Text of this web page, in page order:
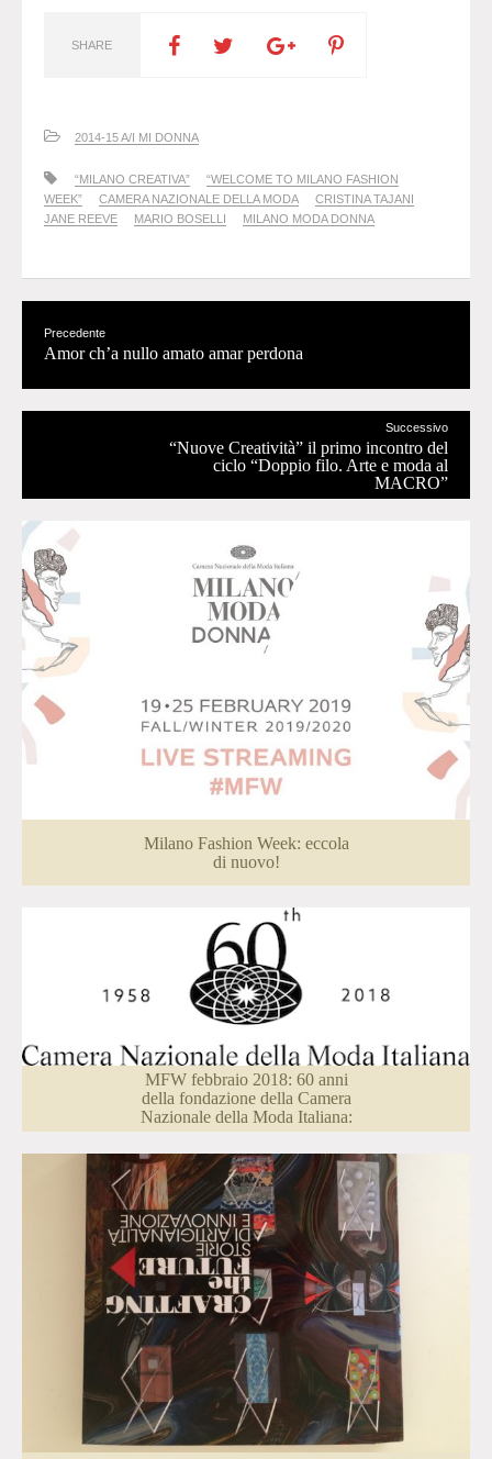
SHARE
2014-15 A/I MI DONNA
“MILANO CREATIVA”
“WELCOME TO MILANO FASHION
WEEK”
CAMERA NAZIONALE DELLA MODA
CRISTINA TAJANI
JANE REEVE
MARIO BOSELLI MILANO MODA DONNA
Precedente
Amor ch’a nullo amato amar perdona
Successivo
“Nuove Creatività” il primo incontro del
ciclo “Doppio filo. Arte e moda al
MACRO”
Milano Fashion Week: eccola
di nuovo!
MFW febbraio 2018: 60 anni
della fondazione della Camera
Nazionale della Moda Italiana: